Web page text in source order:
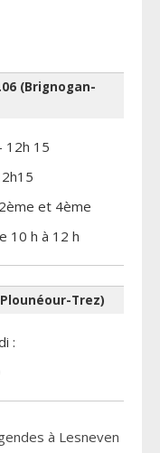
(Brignogan-
12h 15
et 4ème
10 h à 12 h
Trez)
:
à Lesneven